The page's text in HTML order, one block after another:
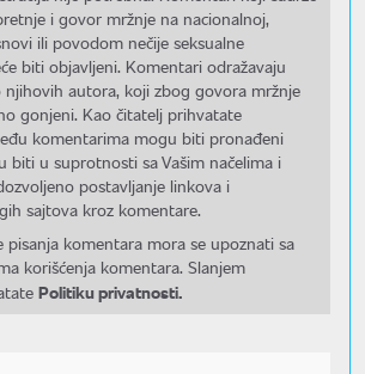
i govor mržnje na nacionalnoj,
ili povodom nečije seksualne
biti objavljeni. Komentari odražavaju
njihovih autora, koji zbog govora mržnje
gonjeni. Kao čitatelj prihvatate
komentarima mogu biti pronađeni
biti u suprotnosti sa Vašim načelima i
postavljanje linkova i
sajtova kroz komentare.
pisanja komentara mora se upoznati sa
korišćenja komentara. Slanjem
Politiku privatnosti.